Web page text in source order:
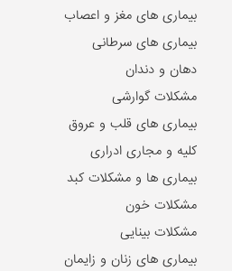
بیماری های مغز و اعصاب
بیماری های سرطانی
دهان و دندان
مشکلات گوارشی
بیماری های قلب و عروق
کلیه و مجاری ادراری
بیماری ها و مشکلات کبد
مشکلات خون
مشکلات بینایی
بیماری های زنان و زایمان